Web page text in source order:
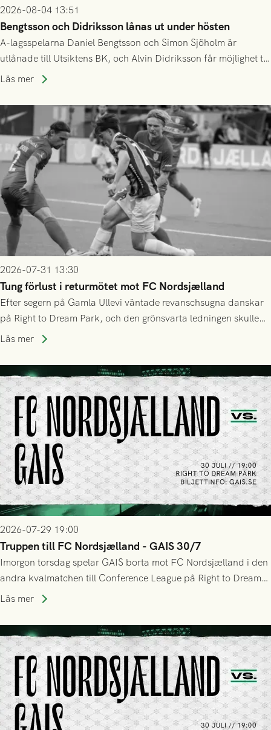
2026-08-04 13:51
Bengtsson och Didriksson lånas ut under hösten
A-lagsspelarna Daniel Bengtsson och Simon Sjöholm är
utlånade till Utsiktens BK, och Alvin Didriksson får möjlighet till
speltid i Hestrafors genom föreningssamarbete.
Läs mer
2026-07-31 13:30
Tung förlust i returmötet mot FC Nordsjælland
Efter segern på Gamla Ullevi väntade revanschsugna danskar
på Right to Dream Park, och den grönsvarta ledningen skulle
upphöra efter mindre än kvarten spelad. På lika mark visade
tennissiffror och det grönsvarta europaäventyret tog slut.
Läs mer
2026-07-29 19:00
Truppen till FC Nordsjælland - GAIS 30/7
Imorgon torsdag spelar GAIS borta mot FC Nordsjælland i den
andra kvalmatchen till Conference League på Right to Dream
Park! Fredrik Holmberg och ledarstaben har tagit ut följande
Läs mer